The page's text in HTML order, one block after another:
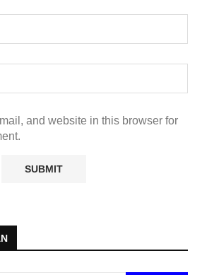
and website in this browser for